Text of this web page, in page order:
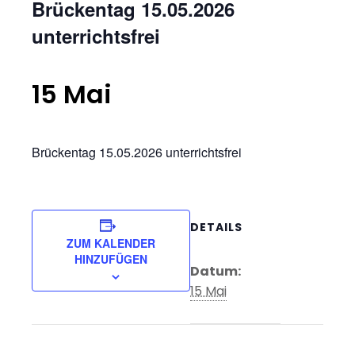
Brückentag 15.05.2026
unterrichtsfrei
15 Mai
Brückentag 15.05.2026 unterrichtsfrei
ZUM KALENDER
HINZUFÜGEN
DETAILS
Datum:
15 Mai